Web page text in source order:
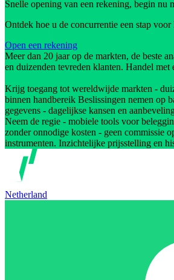
Snelle opening van een rekening, begin nu
Ontdek hoe u de concurrentie een stap
Open een rekening
Meer dan 20 jaar op de markten, de beste
en duizenden tevreden klanten. Handel met
Krijg toegang tot wereldwijde markten -
binnen handbereik Beslissingen nemen op
gegevens - dagelijkse kansen en
Neem de regie - mobiele tools voor
zonder onnodige kosten - geen commissie
instrumenten. Inzichtelijke prijsstelling en
Netherland